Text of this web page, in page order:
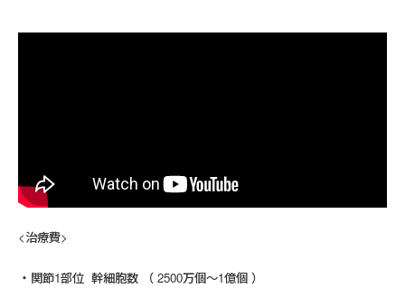
<治療費>
関節1部位 幹細胞数 （ 2500万個～1億個 ）